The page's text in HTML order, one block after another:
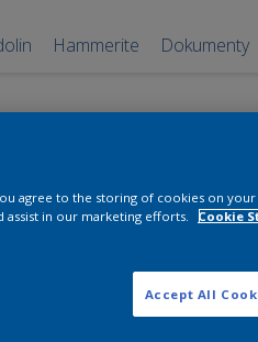
Hammerite Dokumenty
agree to the storing of cookies on
assist in our marketing efforts.
Cookie
Accept All